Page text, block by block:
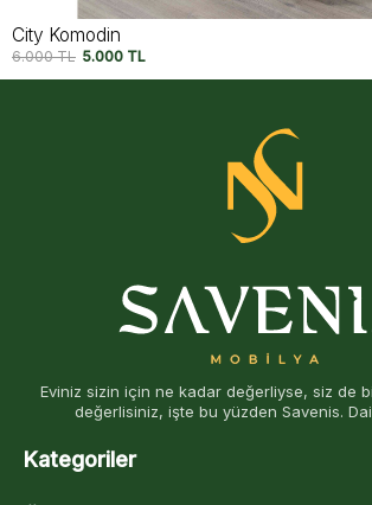
City Komodin
6.000TL 5.000 TL
Eviniz sizin için ne kadar değerliyse, siz de
değerlisiniz, işte bu yüzden Savenis.
Kategoriler